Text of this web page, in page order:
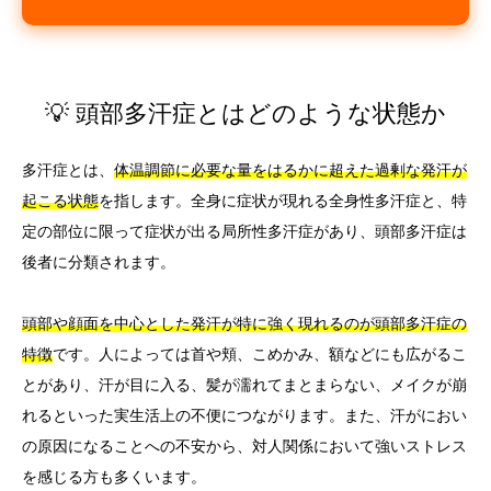
💡 頭部多汗症とはどのような状態か
多汗症とは、 体温調節に必要な量をはるかに超えた過剰な発汗が
起こる状態を指します。全身に症状が現れる全身性多汗症と、特
定の部位に限って症状が出る局所性多汗症があり、頭部多汗症は
後者に分類されます。
頭部や顔面を中心とした発汗が特に強く現れるのが頭部多汗症の
特徴です。人によっては首や頬、こめかみ、額などにも広がるこ
とがあり、汗が目に入る、髪が濡れてまとまらない、メイクが崩
れるといった実生活上の不便につながります。また、汗がにおい
の原因になることへの不安から、対人関係において強いストレス
を感じる方も多くいます。